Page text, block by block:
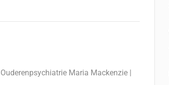
Maria Mackenzie |